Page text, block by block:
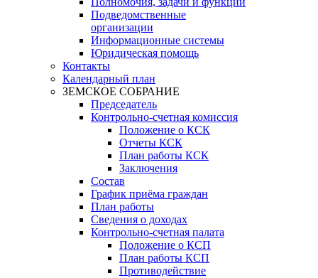
Подведомственные
организации
Информационные системы
Юридическая помощь
Контакты
Календарный план
ЗЕМСКОЕ СОБРАНИЕ
Председатель
Контрольно-счетная комиссия
Положение о КСК
Отчеты КСК
План работы КСК
Заключения
Состав
График приёма граждан
План работы
Сведения о доходах
Контрольно-счетная палата
Положение о КСП
План работы КСП
Противодействие